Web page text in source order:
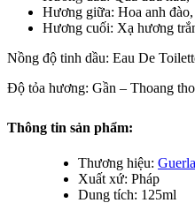
Hương giữa: Hoa anh
Hương cuối: Xạ hương
Nồng độ tinh dầu: Eau De
Độ tỏa hương: Gần – Thoang
Thông tin sản phẩm:
Thương hiệu:
Xuất xứ: Pháp
Dung tích: 125ml